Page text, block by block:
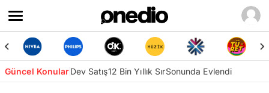
Güncel KonularDev Satış12 Bin Yıllık SırSonunda Evlendi